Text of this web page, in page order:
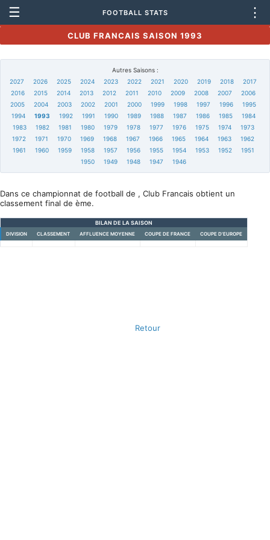
☰ FOOTBALL STATS ⋮
CLUB FRANCAIS SAISON 1993
Autres Saisons :
2027
2026 2025 2024 2023 2022 2021 2020 2019 2018
2017
2016
2015 2014 2013 2012 2011 2010 2009 2008 2007
2006
2005
2004 2003 2002 2001 2000 1999 1998 1997 1996
1995
1994
1993 1992 1991 1990 1989 1988 1987 1986 1985
1984
1983
1982 1981 1980 1979 1978 1977 1976 1975 1974
1973
1972
1971 1970 1969 1968 1967 1966 1965 1964 1963
1962
1961
1960 1959 1958 1957 1956 1955 1954 1953 1952
1951
1950
1949 1948 1947 1946
Dans ce championnat de football de , Club Francais obtient un
classement final de ème.
BILAN DE LA SAISON
DIVISION CLASSEMENT AFFLUENCE MOYENNE COUPE DE FRANCE COUPE D'EUROPE
Retour